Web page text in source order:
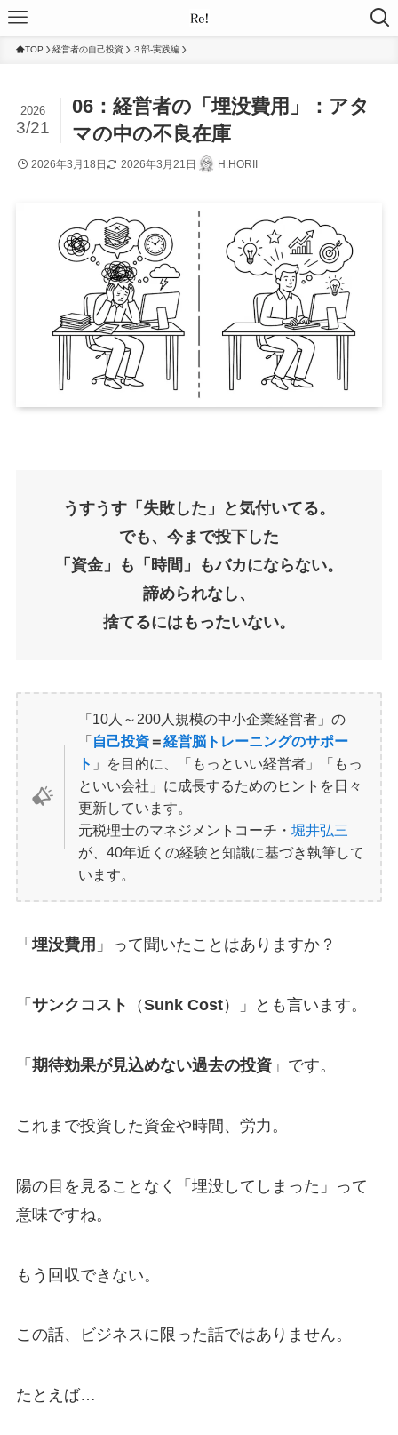
TOP 経営者の自己投資 ３部-実践編
06：経営者の「埋没費用」：アタ
マの中の不良在庫
2026
3/21
2026年3月18日 2026年3月21日 H.HORII
うすうす「失敗した」と気付いてる。
でも、今まで投下した
「資金」も「時間」もバカにならない。
諦められなし、
捨てるにはもったいない。
「10人～200人規模の中小企業経営者」の
「自己投資＝経営脳トレーニングのサポー
ト 」を目的に、「もっといい経営者」「もっ
といい会社」に成長するためのヒントを日々
更新しています。
元税理士のマネジメントコーチ・堀井弘三
が、40年近くの経験と知識に基づき執筆して
います。
「埋没費用 」って聞いたことはありますか？
「 サンクコスト （Sunk Cost）」とも言います。
「 期待効果が見込めない過去の投資」です。
これまで投資した資金や時間、労力。
陽の目を見ることなく「埋没してしまった」って
意味ですね。
もう回収できない。
この話、ビジネスに限った話ではありません。
たとえば…